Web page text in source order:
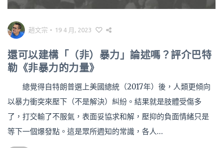
趙文宗 • 19 4 月, 2023
還可以建構「（非）暴力」論述嗎？評介巴特
勒《非暴力的力量》
總覺得自特朗普選上美國總統（2017年）後，人類更傾向
以暴力衝突來壓下（不是解決）糾紛。結果就是肢體受傷多
了，打交輸了不服氣，表面妥協求和解，壓抑的負面情緒只是
等下一個爆發點。這是眾所週知的常識，各人…